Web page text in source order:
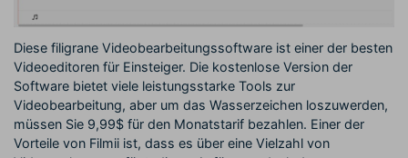
Diese filigrane Videobearbeitungssoftware ist einer der besten
Videoeditoren für Einsteiger. Die kostenlose Version der
Software bietet viele leistungsstarke Tools zur
Videobearbeitung, aber um das Wasserzeichen loszuwerden,
müssen Sie 9,99$ für den Monatstarif bezahlen. Einer der
Vorteile von Filmii ist, dass es über eine Vielzahl von